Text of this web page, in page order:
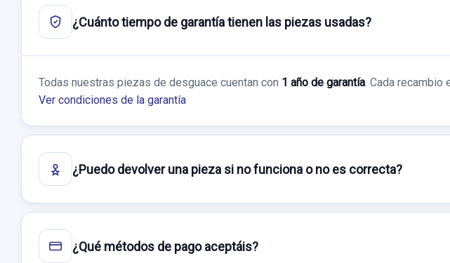
¿Cuánto tiempo de garantía tienen las piezas usadas?
Todas nuestras piezas de desguace cuentan con 1 año de garantía. Cada recambio
Ver condiciones de la garantía
¿Puedo devolver una pieza si no funciona o no es correcta?
¿Qué métodos de pago aceptáis?